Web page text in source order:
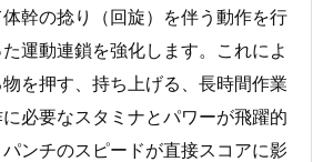
幹の捻り（回旋）を伴う動作を行
運動連鎖を強化します。これによ
を押す、持ち上げる、長時間作業
必要なスタミナとパワーが飛躍的
ンチのスピードが直接スコアに影